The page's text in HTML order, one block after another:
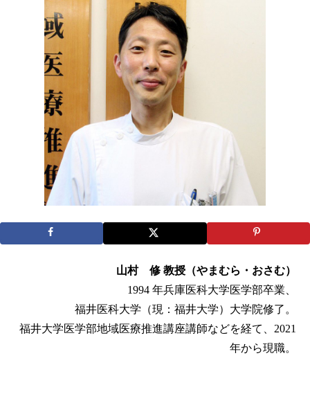
山村 修 教授（やまむら・おさむ）
1994 年兵庫医科大学医学部卒業、
福井医科大学（現：福井大学）大学院修了。
福井大学医学部地域医療推進講座講師などを経て、2021
年から現職。